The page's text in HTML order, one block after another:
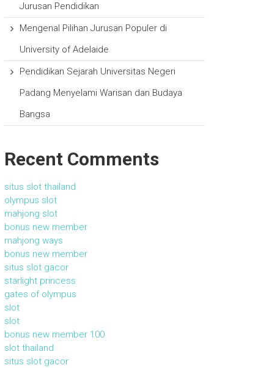
Jurusan Pendidikan
Mengenal Pilihan Jurusan Populer di
University of Adelaide
Pendidikan Sejarah Universitas Negeri
Padang Menyelami Warisan dan Budaya
Bangsa
Recent Comments
situs slot thailand
olympus slot
mahjong slot
bonus new member
mahjong ways
bonus new member
situs slot gacor
starlight princess
gates of olympus
slot
slot
bonus new member 100
slot thailand
situs slot gacor